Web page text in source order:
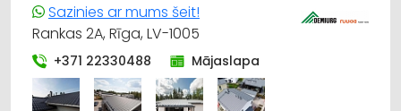
Sazinies ar mums šeit!
Rankas 2A, Rīga, LV-1005
+371 22330488 Mājaslapa